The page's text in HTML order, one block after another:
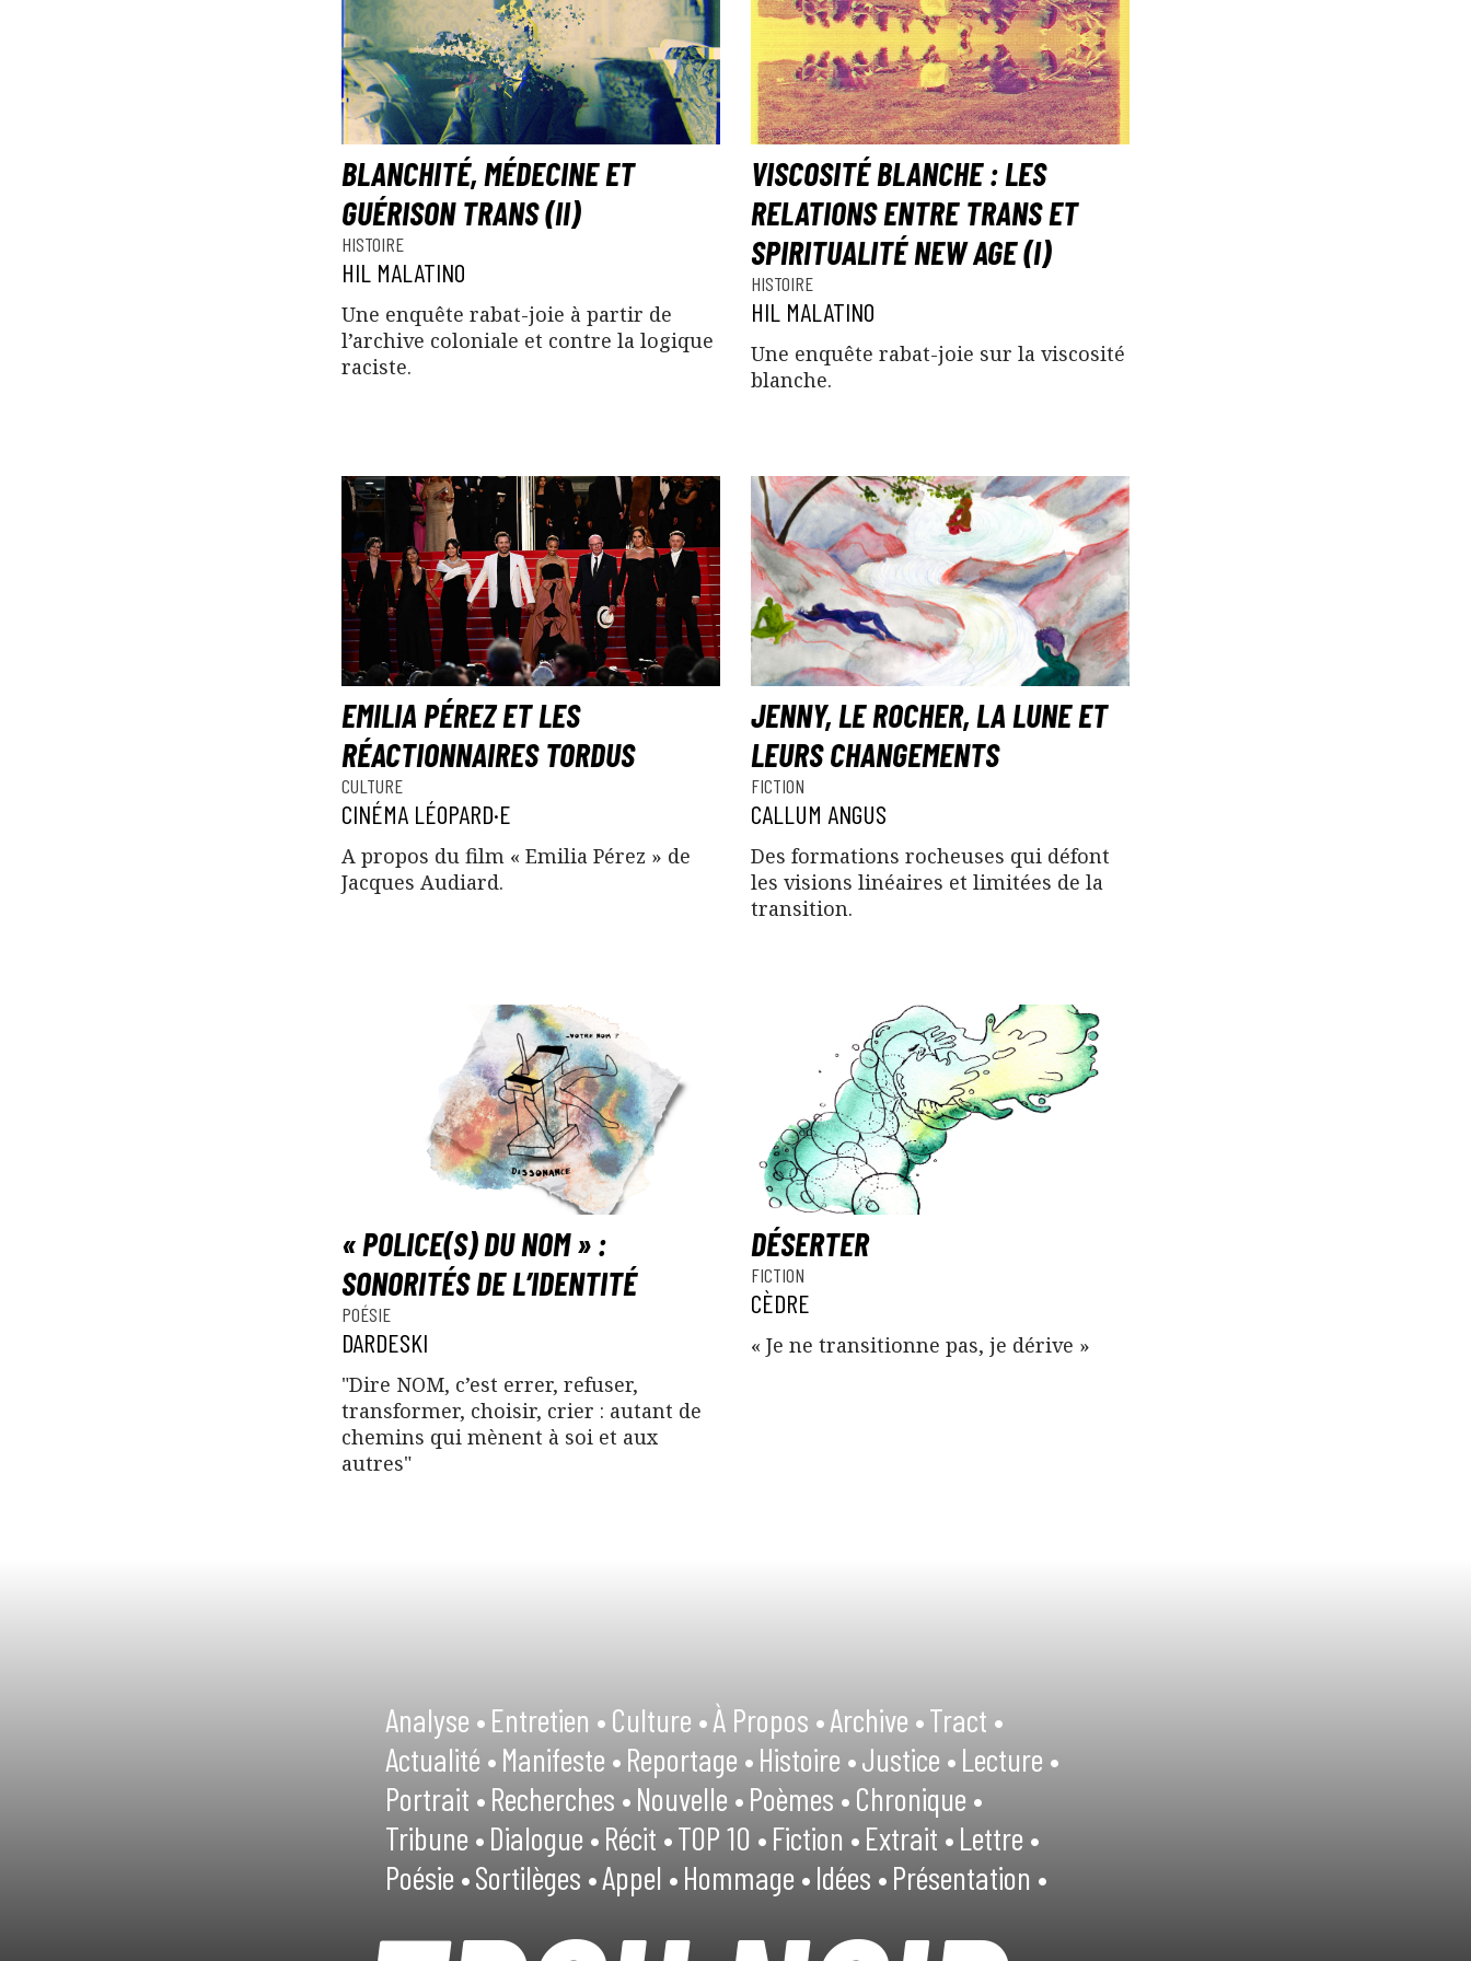
BLANCHITÉ, MÉDECINE ET
GUÉRISON TRANS (II)
HISTOIRE
HIL MALATINO
Une enquête rabat-joie à partir de
l’archive coloniale et contre la logique
raciste.
VISCOSITÉ BLANCHE : LES
RELATIONS ENTRE TRANS ET
SPIRITUALITÉ NEW AGE (I)
HISTOIRE
HIL MALATINO
Une enquête rabat-joie sur la viscosité
blanche.
EMILIA PÉREZ ET LES
RÉACTIONNAIRES TORDUS
CULTURE
CINÉMA LÉOPARD·E
A propos du film « Emilia Pérez » de
Jacques Audiard.
JENNY, LE ROCHER, LA LUNE ET
LEURS CHANGEMENTS
FICTION
CALLUM ANGUS
Des formations rocheuses qui défont
les visions linéaires et limitées de la
transition.
« POLICE(S) DU NOM » :
SONORITÉS DE L’IDENTITÉ
POÉSIE
DARDESKI
"Dire NOM, c’est errer, refuser,
transformer, choisir, crier : autant de
chemins qui mènent à soi et aux
autres"
DÉSERTER
FICTION
CÈDRE
« Je ne transitionne pas, je dérive »
Analyse •Entretien •Culture •À Propos •Archive •Tract •
Actualité •Manifeste •Reportage •Histoire •Justice •Lecture •
Portrait •Recherches •Nouvelle •Poèmes •Chronique •
Tribune •Dialogue •Récit •TOP 10 •Fiction •Extrait •Lettre •
Poésie •Sortilèges •Appel •Hommage •Idées •Présentation •